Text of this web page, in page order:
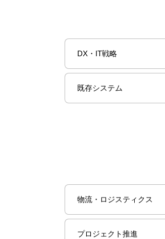
DX・IT戦略
既存システム
物流・ロジスティクス
プロジェクト推進